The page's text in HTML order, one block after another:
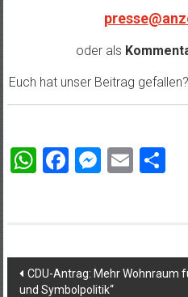
oder als
Euch hat unser Beitrag
WhatsApp
Facebook
Email
CDU-Antrag: Mehr Wohnraum
und Symbolpolitik“